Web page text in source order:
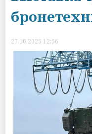
27.10.2025 12:56